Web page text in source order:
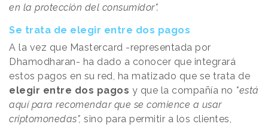
en la protección del consumidor".
Se trata de elegir entre dos pagos
A la vez que Mastercard -representada por
Dhamodharan- ha dado a conocer que integrará
estos pagos en su red, ha matizado que se trata de
elegir entre dos pagos y que la compañía no "está
aquí para recomendar que se comience a usar
criptomonedas", sino para permitir a los clientes,